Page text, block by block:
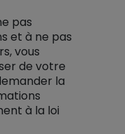
pas
et à ne pas
vous
de votre
la
à la loi